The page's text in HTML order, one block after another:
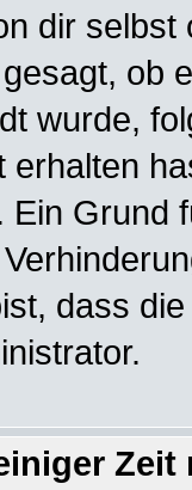
dir selbst
ob
wurde,
erhalten
Grund
dass